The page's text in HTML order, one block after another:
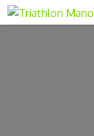
Skip
to